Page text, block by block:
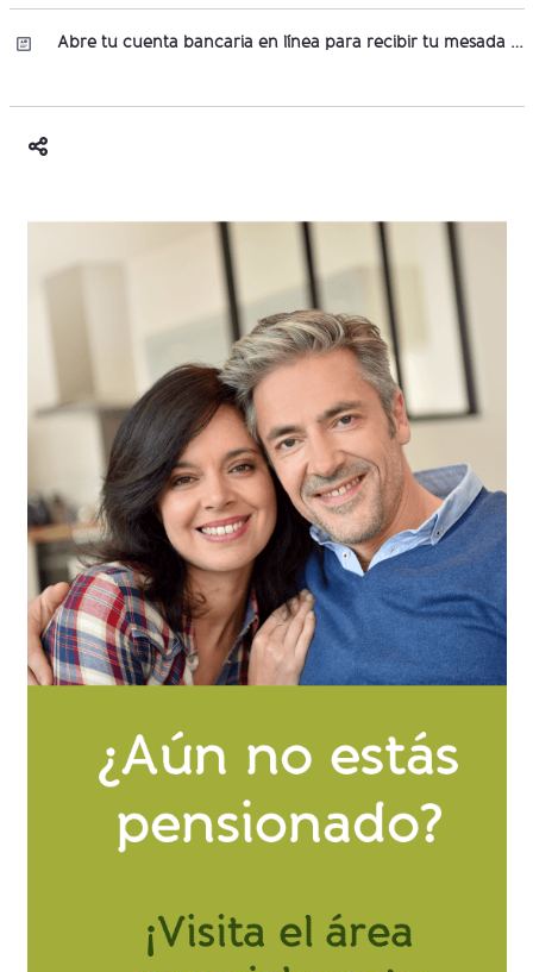
Abre tu cuenta bancaria en línea para recibir tu mesada pensional